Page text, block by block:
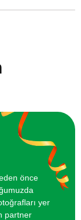
4500 TL
1400 TL
önce
yer
partner